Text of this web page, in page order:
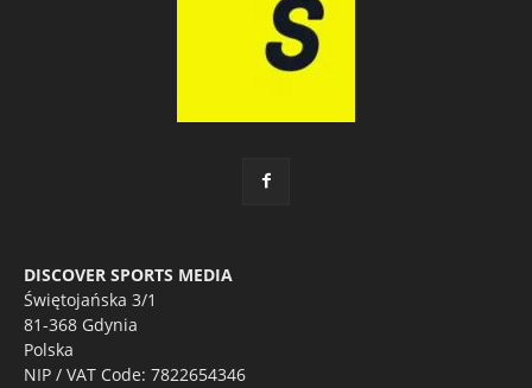
DISCOVER SPORTS MEDIA
Świętojańska 3/1
81-368 Gdynia
Polska
NIP / VAT Code: 7822654346